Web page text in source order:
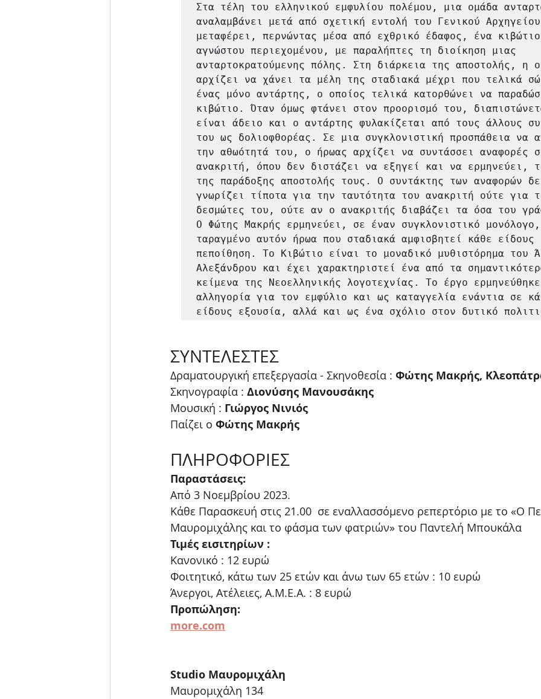
Στα τέλη του ελληνικού εμφυλίου πολέμου, μια ομάδα
αναλαμβάνει μετά από σχετική εντολή του Γενικού
μεταφέρει, περνώντας μέσα από εχθρικό έδαφος, ένα κιβώτιο
αγνώστου περιεχομένου, με παραλήπτες τη διοίκηση μιας
ανταρτοκρατούμενης πόλης. Στη διάρκεια της αποστολής, η
αρχίζει να χάνει τα μέλη της σταδιακά μέχρι που τελικά
ένας μόνο αντάρτης, ο οποίος τελικά κατορθώνει να
κιβώτιο. Όταν όμως φτάνει στον προορισμό του,
είναι άδειο και ο αντάρτης φυλακίζεται από τους άλλους
του ως δολιοφθορέας. Σε μια συγκλονιστική προσπάθεια να
την αθωότητά του, ο ήρωας αρχίζει να συντάσσει αναφορές
ανακριτή, όπου δεν διστάζει να εξηγεί και να ερμηνεύει,
της παράδοξης αποστολής τους. Ο συντάκτης των αναφορών
γνωρίζει τίποτα για την ταυτότητα του ανακριτή ούτε για
δεσμώτες του, ούτε αν ο ανακριτής διαβάζει τα όσα του
Ο Φώτης Μακρής ερμηνεύει, σε έναν συγκλονιστικό
ταραγμένο αυτόν ήρωα που σταδιακά αμφισβητεί κάθε είδους
πεποίθηση. Το Κιβώτιο είναι το μοναδικό μυθιστόρημα του
Αλεξάνδρου και έχει χαρακτηριστεί ένα από τα
κείμενα της Νεοελληνικής λογοτεχνίας. Το έργο
αλληγορία για τον εμφύλιο και ως καταγγελία ενάντια σε
είδους εξουσία, αλλά και ως ένα σχόλιο στον δυτικό
ΣΥΝΤΕΛΕΣΤΕΣ
Δραματουργική επεξεργασία - Σκηνοθεσία : Φώτης Μακρής,
Σκηνογραφία : Διονύσης Μανουσάκης
Μουσική : Γιώργος Νινιός
Παίζει ο Φώτης Μακρής
ΠΛΗΡΟΦΟΡΙΕΣ
Παραστάσεις:
Από 3 Νοεμβρίου 2023.
Κάθε Παρασκευή στις 21.00  σε εναλλασσόμενο ρεπερτόριο με το «Ο
Μαυρομιχάλης και το φάσμα των φατριών» του Παντελή Μπουκάλα
Τιμές εισιτηρίων :
Κανονικό : 12 ευρώ
Φοιτητικό, κάτω των 25 ετών και άνω των 65 ετών : 10 ευρώ
Άνεργοι, Ατέλειες, Α.Μ.Ε.Α. : 8 ευρώ
Προπώληση:
more.com
Studio Μαυρομιχάλη
Μαυρομιχάλη 134